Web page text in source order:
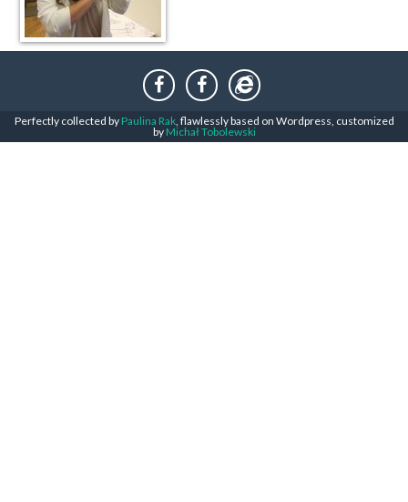
Perfectly collected by Paulina Rak, flawlessly based on Wordpress, customized
by Michał Tobolewski